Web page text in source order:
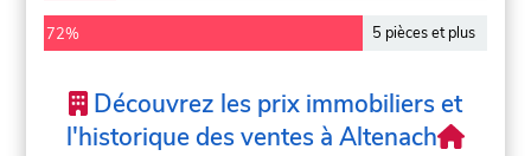
72% 5 pièces et plus
Découvrez les prix immobiliers et
l'historique des ventes à Altenach